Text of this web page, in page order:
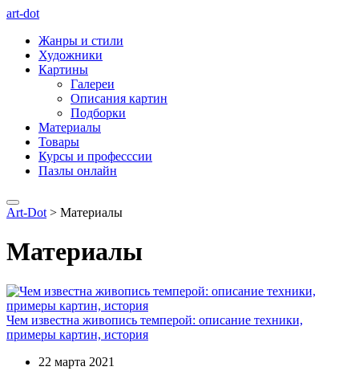
art-dot
Жанры и стили
Художники
Картины
Галереи
Описания картин
Подборки
Материалы
Товары
Курсы и професссии
Пазлы онлайн
Art-Dot > Материалы
Материалы
Чем известна живопись темперой: описание техники,
примеры картин, история
22 марта 2021